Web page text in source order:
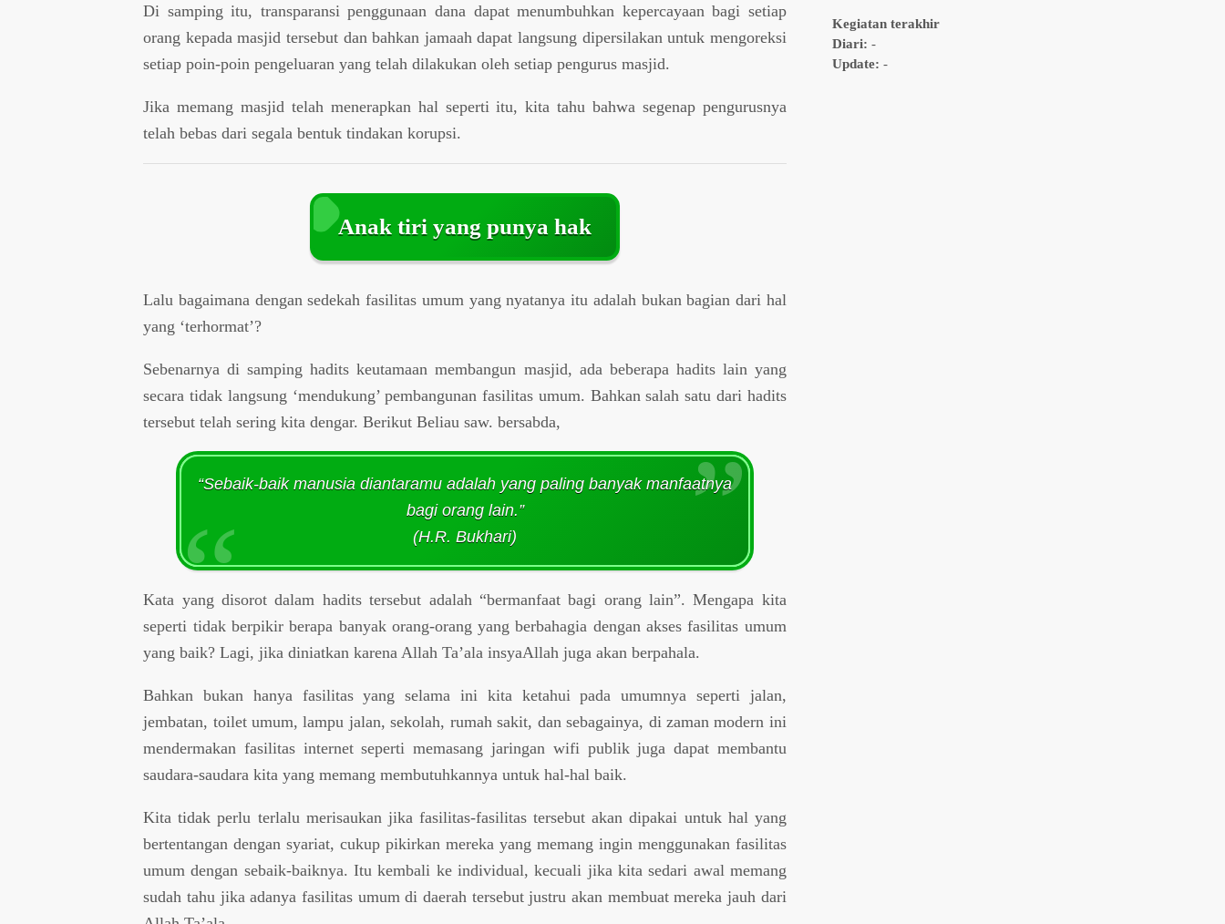
Di samping itu, transparansi penggunaan dana dapat menumbuhkan kepercayaan bagi setiap
orang kepada masjid tersebut dan bahkan jamaah dapat langsung dipersilakan untuk mengoreksi
setiap poin-poin pengeluaran yang telah dilakukan oleh setiap pengurus masjid.
Jika memang masjid telah menerapkan hal seperti itu, kita tahu bahwa segenap pengurusnya
telah bebas dari segala bentuk tindakan korupsi.
Anak tiri yang punya hak
Lalu bagaimana dengan sedekah fasilitas umum yang nyatanya itu adalah bukan bagian dari hal
yang ‘terhormat’?
Sebenarnya di samping hadits keutamaan membangun masjid, ada beberapa hadits lain yang
secara tidak langsung ‘mendukung’ pembangunan fasilitas umum. Bahkan salah satu dari hadits
tersebut telah sering kita dengar. Berikut Beliau saw. bersabda,
“Sebaik-baik manusia diantaramu adalah yang paling banyak manfaatnya
bagi orang lain.”
(H.R. Bukhari)
Kata yang disorot dalam hadits tersebut adalah “bermanfaat bagi orang lain”. Mengapa kita
seperti tidak berpikir berapa banyak orang-orang yang berbahagia dengan akses fasilitas umum
yang baik? Lagi, jika diniatkan karena Allah Ta’ala insyaAllah juga akan berpahala.
Bahkan bukan hanya fasilitas yang selama ini kita ketahui pada umumnya seperti jalan,
jembatan, toilet umum, lampu jalan, sekolah, rumah sakit, dan sebagainya, di zaman modern ini
mendermakan fasilitas internet seperti memasang jaringan wifi publik juga dapat membantu
saudara-saudara kita yang memang membutuhkannya untuk hal-hal baik.
Kita tidak perlu terlalu merisaukan jika fasilitas-fasilitas tersebut akan dipakai untuk hal yang
bertentangan dengan syariat, cukup pikirkan mereka yang memang ingin menggunakan fasilitas
umum dengan sebaik-baiknya. Itu kembali ke individual, kecuali jika kita sedari awal memang
sudah tahu jika adanya fasilitas umum di daerah tersebut justru akan membuat mereka jauh dari
Kegiatan terakhir
Diari:-
Update:-